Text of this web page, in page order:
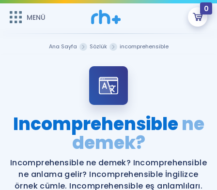
MENÜ
0
Şifremi Hatırlamıyorum
Sepetin Şu An Boş.
Remzi Hoca ile seni sınava hazırlayacak onlarca eğitim seni
bekliyor!
MENÜ
Katılımcı Görüşleri
Faydalı Araçlar
Ücretsiz Kaynaklar
Blog
İngilizce Gramer
Ana Sayfa Sözlük incomprehensible
Incomprehensiblene
demek?
Incomprehensible ne demek? Incomprehensible
ne anlama gelir? Incomprehensible İngilizce
örnek cümle. Incomprehensible eş anlamlıları.